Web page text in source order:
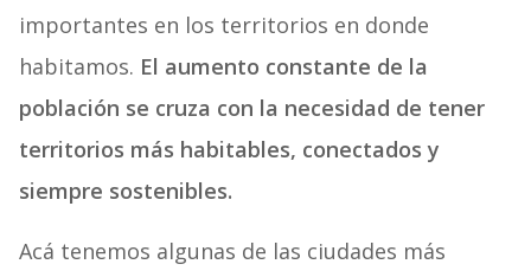
importantes en los territorios en donde
habitamos. El aumento constante de la
población se cruza con la necesidad de tener
territorios más habitables, conectados y
siempre sostenibles.
Acá tenemos algunas de las ciudades más